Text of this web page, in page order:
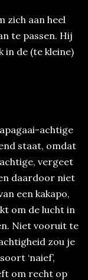
zich aan heel
te passen. Hij
in de (te kleine)
achtige
staat, omdat
vergeet
daardoor niet
een kakapo,
om de lucht in
Niet vooruit te
zou je
‘naief’,
om recht op